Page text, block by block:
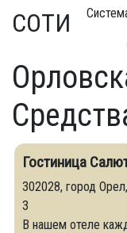
СОТИ
Гостиница
302028, город
3
В нашем отеле